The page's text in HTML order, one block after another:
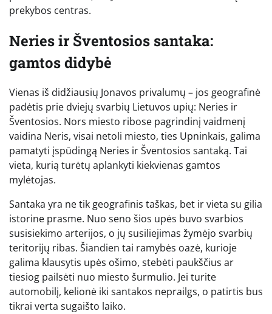
prekybos centras.
Neries ir Šventosios santaka:
gamtos didybė
Vienas iš didžiausių Jonavos privalumų – jos geografinė
padėtis prie dviejų svarbių Lietuvos upių: Neries ir
Šventosios. Nors miesto ribose pagrindinį vaidmenį
vaidina Neris, visai netoli miesto, ties Upninkais, galima
pamatyti įspūdingą Neries ir Šventosios santaką. Tai
vieta, kurią turėtų aplankyti kiekvienas gamtos
mylėtojas.
Santaka yra ne tik geografinis taškas, bet ir vieta su gilia
istorine prasme. Nuo seno šios upės buvo svarbios
susisiekimo arterijos, o jų susiliejimas žymėjo svarbių
teritorijų ribas. Šiandien tai ramybės oazė, kurioje
galima klausytis upės ošimo, stebėti paukščius ar
tiesiog pailsėti nuo miesto šurmulio. Jei turite
automobilį, kelionė iki santakos neprailgs, o patirtis bus
tikrai verta sugaišto laiko.